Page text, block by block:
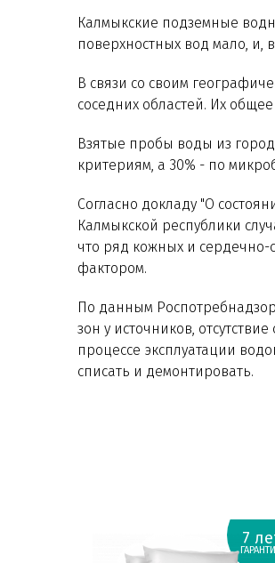
Калмыкские подземные
поверхностных вод мало, и,
В связи со своим
соседних областей. Их общее
Взятые пробы воды из
критериям, а 30% - по
Согласно докладу "О
Калмыкской республики
что ряд кожных и сердечно-
фактором.
По данным
зон у источников,
процессе эксплуатации
списать и демонтировать.
7